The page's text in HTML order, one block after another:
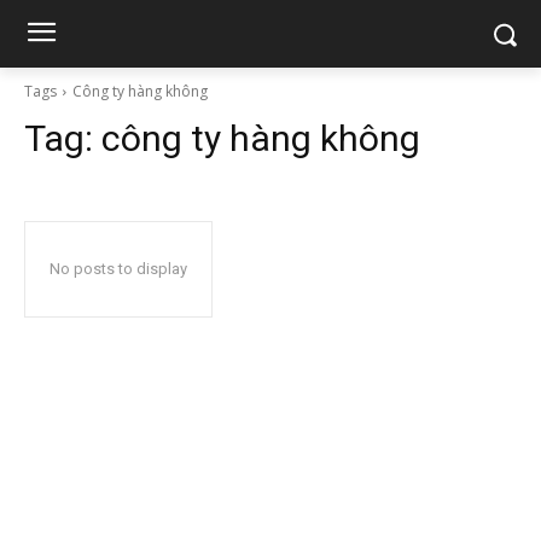
Tags Công ty hàng không
Tag: công ty hàng không
No posts to display